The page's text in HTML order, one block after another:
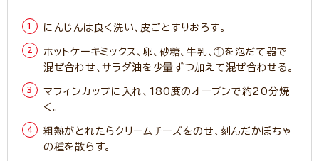
にんじんは良く洗い、皮ごとすりおろす。
ホットケーキミックス、卵、砂糖、牛乳、①を泡だて器で
混ぜ合わせ、サラダ油を少量ずつ加えて混ぜ合わせる。
マフィンカップに入れ、180度のオーブンで約20分焼
く。
粗熱がとれたらクリームチーズをのせ、刻んだかぼちゃ
の種を散らす。